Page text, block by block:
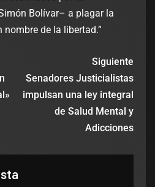
Bolívar– a plagar la
de la libertad.”
Siguiente
Senadores Justicialistas
impulsan una ley integral
de Salud Mental y
Adicciones